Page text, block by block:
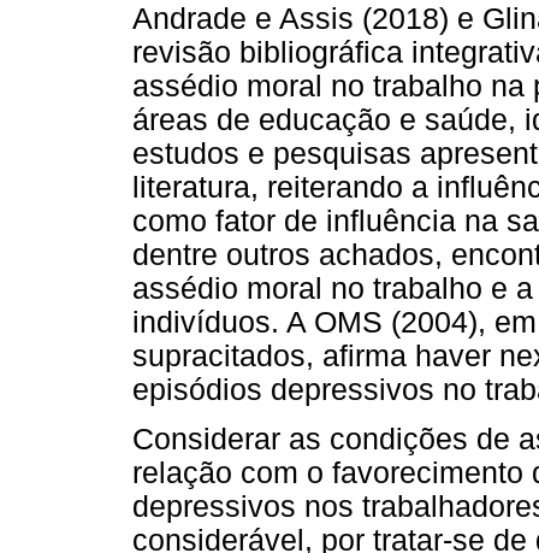
Andrade e Assis (2018) e
revisão bibliográfica
assédio moral no trabalho
áreas de educação e saúde,
estudos e pesquisas
literatura, reiterando a
como fator de influência na
dentre outros achados,
assédio moral no trabalho e
indivíduos. A OMS (2004),
supracitados, afirma haver
episódios depressivos no
Considerar as condições de
relação com o favorecimento
depressivos nos
considerável, por tratar-se